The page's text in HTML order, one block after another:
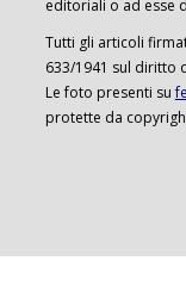
editoriali o ad esse
Tutti gli articoli
633/1941 sul diritto
Le foto presenti su
protette da